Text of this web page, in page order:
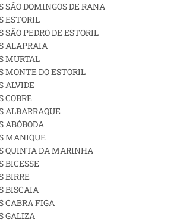
DOMINGOS DE RANA
ESTORIL
PEDRO DE ESTORIL
ALAPRAIA
MURTAL
MONTE DO ESTORIL
ALVIDE
COBRE
ALBARRAQUE
ABÓBODA
MANIQUE
QUINTA DA MARINHA
BICESSE
BIRRE
BISCAIA
CABRA FIGA
GALIZA